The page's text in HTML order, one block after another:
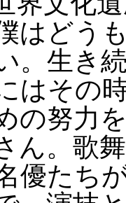
はどう
。生き
はその
の努力
ん。歌
優たち